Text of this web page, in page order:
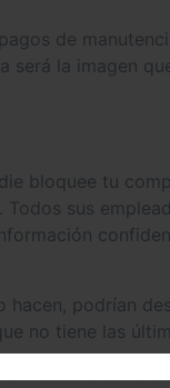
de
será la imagen
bloquee tu
sus
podrían
no tiene las
industria de la